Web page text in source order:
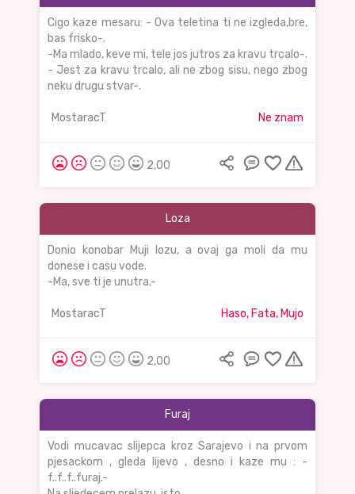
Cigo kaze mesaru: - Ova teletina ti ne izgleda,bre,
bas frisko-.
-Ma mlado, keve mi, tele jos jutros za kravu trcalo-.
- Jest za kravu trcalo, ali ne zbog sisu, nego zbog
neku drugu stvar-.
MostaracT Ne znam
2,00
Loza
Donio konobar Muji lozu, a ovaj ga moli da mu
donese i casu vode.
-Ma, sve ti je unutra.-
MostaracT Haso, Fata, Mujo
2,00
Furaj
Vodi mucavac slijepca kroz Sarajevo i na prvom
pjesackom , gleda lijevo , desno i kaze mu : -
f..f..f..furaj.-